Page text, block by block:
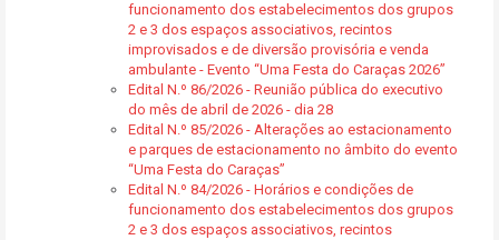
funcionamento dos estabelecimentos dos grupos
2 e 3 dos espaços associativos, recintos
improvisados e de diversão provisória e venda
ambulante - Evento “Uma Festa do Caraças 2026”
Edital N.º 86/2026 - Reunião pública do executivo
do mês de abril de 2026 - dia 28
Edital N.º 85/2026 - Alterações ao estacionamento
e parques de estacionamento no âmbito do evento
“Uma Festa do Caraças”
Edital N.º 84/2026 - Horários e condições de
funcionamento dos estabelecimentos dos grupos
2 e 3 dos espaços associativos, recintos